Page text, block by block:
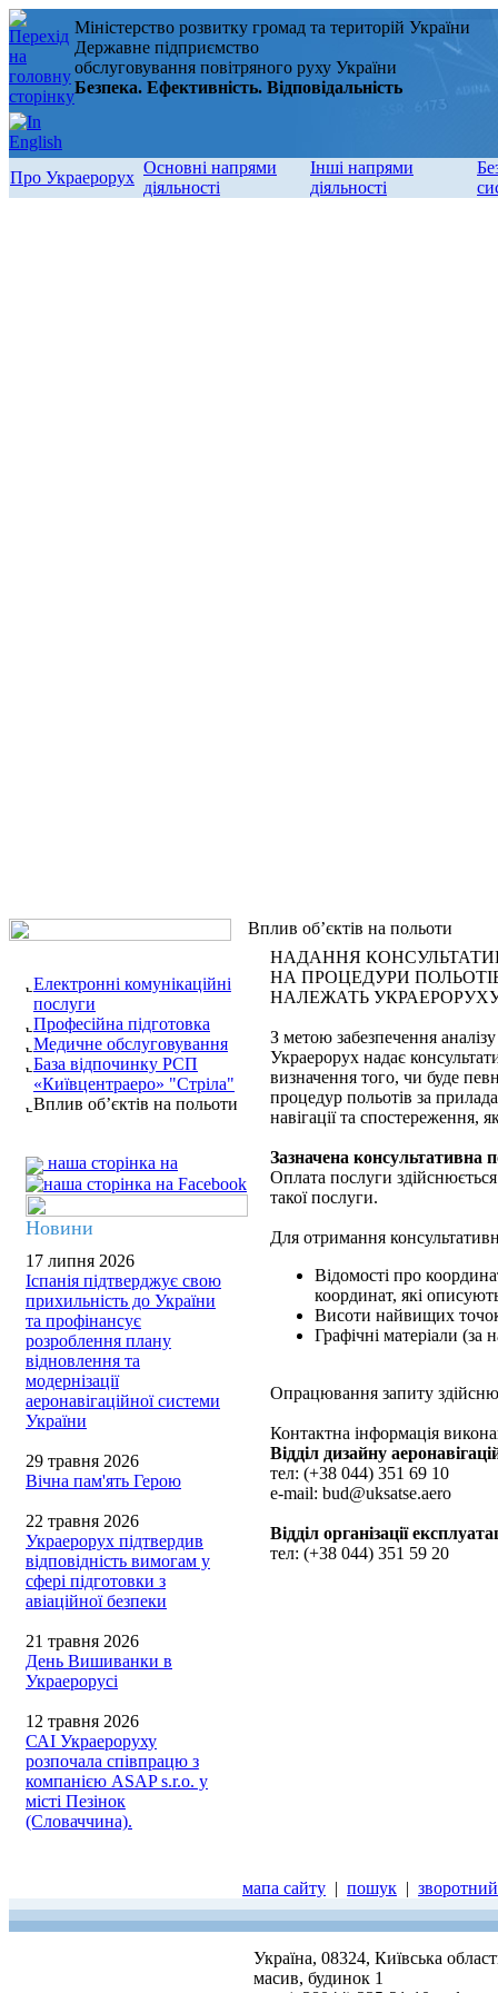
Міністерство розвитку громад та територій України
Державне підприємство
обслуговування повітряного руху України
Безпека. Ефективність. Відповідальність
Про Украерорух
Основні напрями
діяльності
Інші напрями
діяльності
Електронні комунікаційні
послуги
Професійна підготовка
Медичне обслуговування
База відпочинку РСП
«Київцентраеро» "Стріла"
Вплив об’єктів на польоти
наша сторінка на
Новини
17 липня 2026
Іспанія підтверджує свою
прихильність до України
та профінансує
розроблення плану
відновлення та
модернізації
аеронавігаційної системи
України
29 травня 2026
Вічна пам'ять Герою
22 травня 2026
Украерорух підтвердив
відповідність вимогам у
сфері підготовки з
авіаційної безпеки
21 травня 2026
День Вишиванки в
Украерорусі
12 травня 2026
САІ Украероруху
розпочала співпрацю з
компанією ASAP s.r.o. у
місті Пезінок
(Словаччина).
Вплив об’єктів на польоти
НАДАННЯ
НА ПРОЦЕДУРИ
НАЛЕЖАТЬ
З метою забезпечення
Украерорух надає
визначення того, чи буде
процедур польотів за
навігації та спостереження,
Зазначена консультативна
Оплата послуги
такої послуги.
Для отримання
Відомості про
координат, які
Висоти найвищих точок
Графічні матеріали (за
Опрацювання запиту
Контактна інформація
Відділ дизайну
тел: (+38 044) 351 69 10
e-mail: bud@uksatse.aero
Відділ організації
тел: (+38 044) 351 59 20
мапа сайту | пошук |
Україна, 08324, Київська
масив, будинок 1